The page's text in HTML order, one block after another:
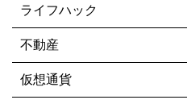
ライフハック
不動産
仮想通貨